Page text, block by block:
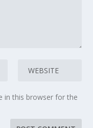
in this browser for the